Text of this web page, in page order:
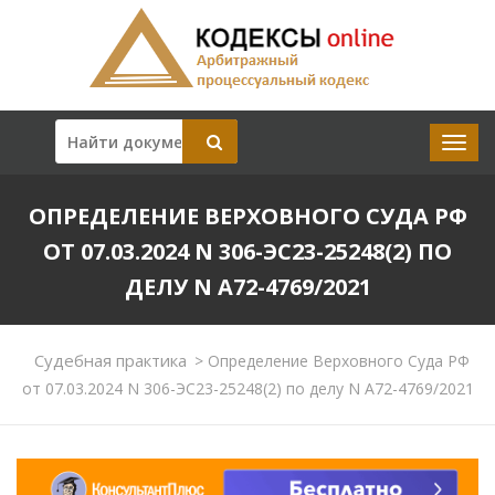
ОПРЕДЕЛЕНИЕ ВЕРХОВНОГО СУДА РФ
ОТ 07.03.2024 N 306-ЭС23-25248(2) ПО
ДЕЛУ N А72-4769/2021
Судебная практика >Определение Верховного Суда РФ
от 07.03.2024 N 306-ЭС23-25248(2) по делу N А72-4769/2021